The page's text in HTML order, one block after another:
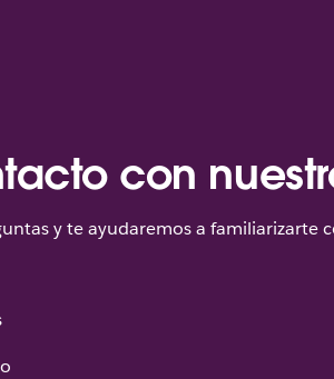
con
y te ayudaremos a familiarizarte